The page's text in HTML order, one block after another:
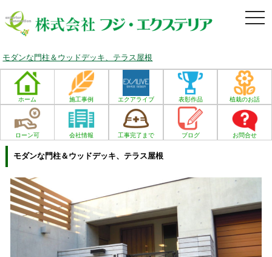
モダンな門柱＆ウッドデッキ、テラス屋根
ホーム 施工事例 エクアライブ 表彰作品 植栽のお話
ローン可 会社情報 工事完了まで ブログ お問合せ
モダンな門柱＆ウッドデッキ、テラス屋根